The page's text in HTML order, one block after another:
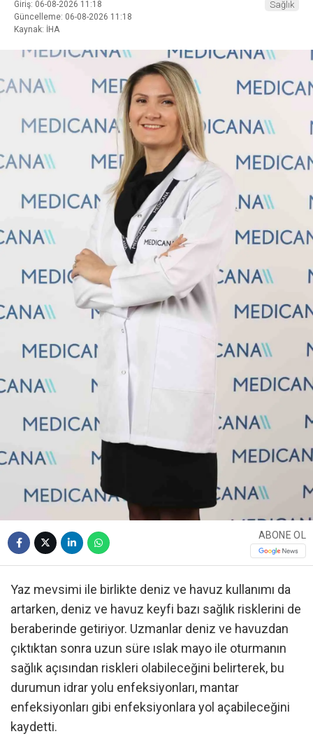
Giriş: 06-08-2026 11:18
Güncelleme: 06-08-2026 11:18
Kaynak: İHA
Sağlık
ABONE OL
Yaz mevsimi ile birlikte deniz ve havuz kullanımı da
artarken, deniz ve havuz keyfi bazı sağlık risklerini de
beraberinde getiriyor. Uzmanlar deniz ve havuzdan
çıktıktan sonra uzun süre ıslak mayo ile oturmanın
sağlık açısından riskleri olabileceğini belirterek, bu
durumun idrar yolu enfeksiyonları, mantar
enfeksiyonları gibi enfeksiyonlara yol açabileceğini
kaydetti.